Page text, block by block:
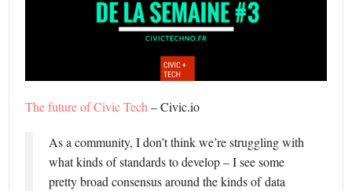
The future of Civic Tech – Civic.io
As a community, I don’t think we’re struggling with
what kinds of standards to develop – I see some
pretty broad consensus around the kinds of data